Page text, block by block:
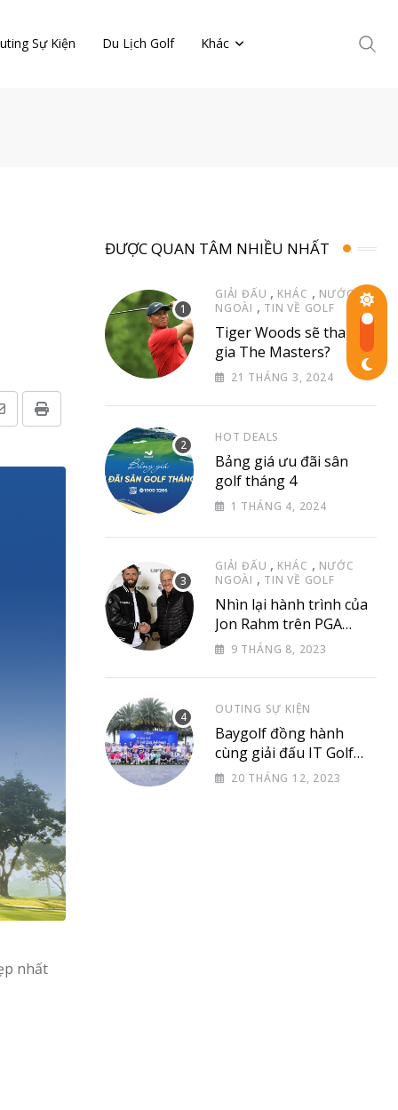
Sự Kiện Du Lịch Golf Khác
Print
nhất
ĐƯỢC QUAN TÂM NHIỀU NHẤT
GIẢI ĐẤU , KHÁC , NƯỚC
NGOÀI , TIN VỀ GOLF
Tiger Woods sẽ tham
gia The Masters?
21 THÁNG 3, 2024
HOT DEALS
Bảng giá ưu đãi sân
golf tháng 4
1 THÁNG 4, 2024
GIẢI ĐẤU , KHÁC , NƯỚC
NGOÀI , TIN VỀ GOLF
Nhìn lại hành trình của
Jon Rahm trên PGA
Tour9 THÁNG 8, 2023
OUTING SỰ KIỆN
Baygolf đồng hành
cùng giải đấu IT Golf
Club & Friend
20 THÁNG 12, 2023